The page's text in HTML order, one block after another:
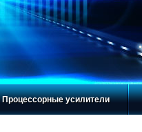
Процессорные усилители